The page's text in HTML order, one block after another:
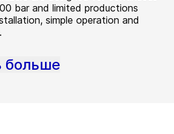
bar and limited productions
simple operation and
больше